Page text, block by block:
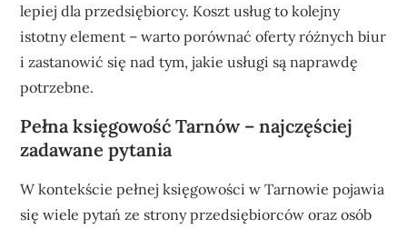
lepiej dla przedsiębiorcy. Koszt usług to kolejny
istotny element – warto porównać oferty różnych biur
i zastanowić się nad tym, jakie usługi są naprawdę
potrzebne.
Pełna księgowość Tarnów – najczęściej
zadawane pytania
W kontekście pełnej księgowości w Tarnowie pojawia
się wiele pytań ze strony przedsiębiorców oraz osób